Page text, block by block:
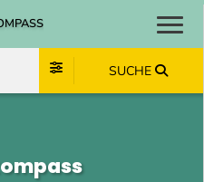
SUCHE